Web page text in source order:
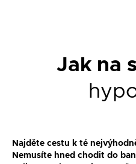
Jak na
Najděte cestu k té
Nemusíte hned chodit do